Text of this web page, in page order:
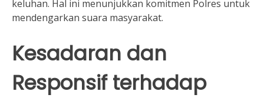
keluhan. Hal ini menunjukkan komitmen Polres untuk
mendengarkan suara masyarakat.
Kesadaran dan
Responsif terhadap